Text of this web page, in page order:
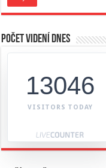
Počet videní dnes
13046
VISITORS TODAY